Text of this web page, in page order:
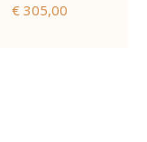
€ 305,00